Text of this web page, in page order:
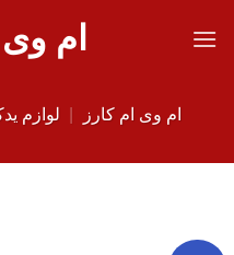
ام
ام وی ام کارز لوازم